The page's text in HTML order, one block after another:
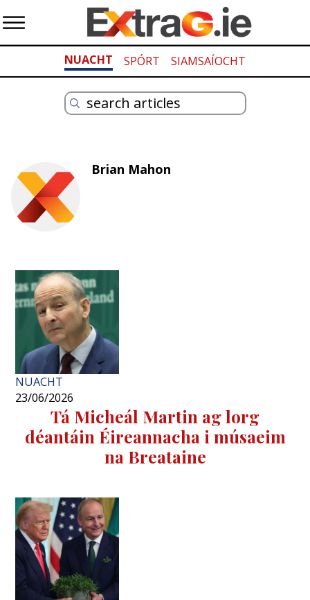
NUACHT SPÓRT SIAMSAÍOCHT
Brian Mahon
NUACHT
23/06/2026
Tá Micheál Martin ag lorg
déantáin Éireannacha i músaeim
na Breataine